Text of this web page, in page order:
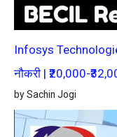
Infosys
नौकरी | ₹20,000-
by Sachin Jogi